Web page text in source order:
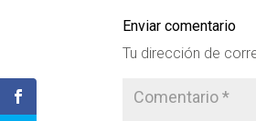
Enviar comentario
Tu dirección de